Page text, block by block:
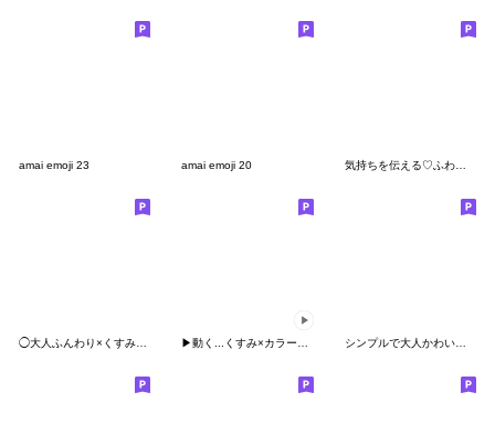
amai emoji 23 amai emoji 20 気持ちを伝える♡ふわかわ絵文字 2
◯大人ふんわり×くすみEMOJI◯ ▶︎動く...くすみ×カラーsimple... シンプルで大人かわいい！主婦絵文字2